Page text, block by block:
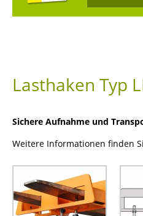
Lasthaken Typ
Sichere Aufnahme und
Weitere Informationen finden